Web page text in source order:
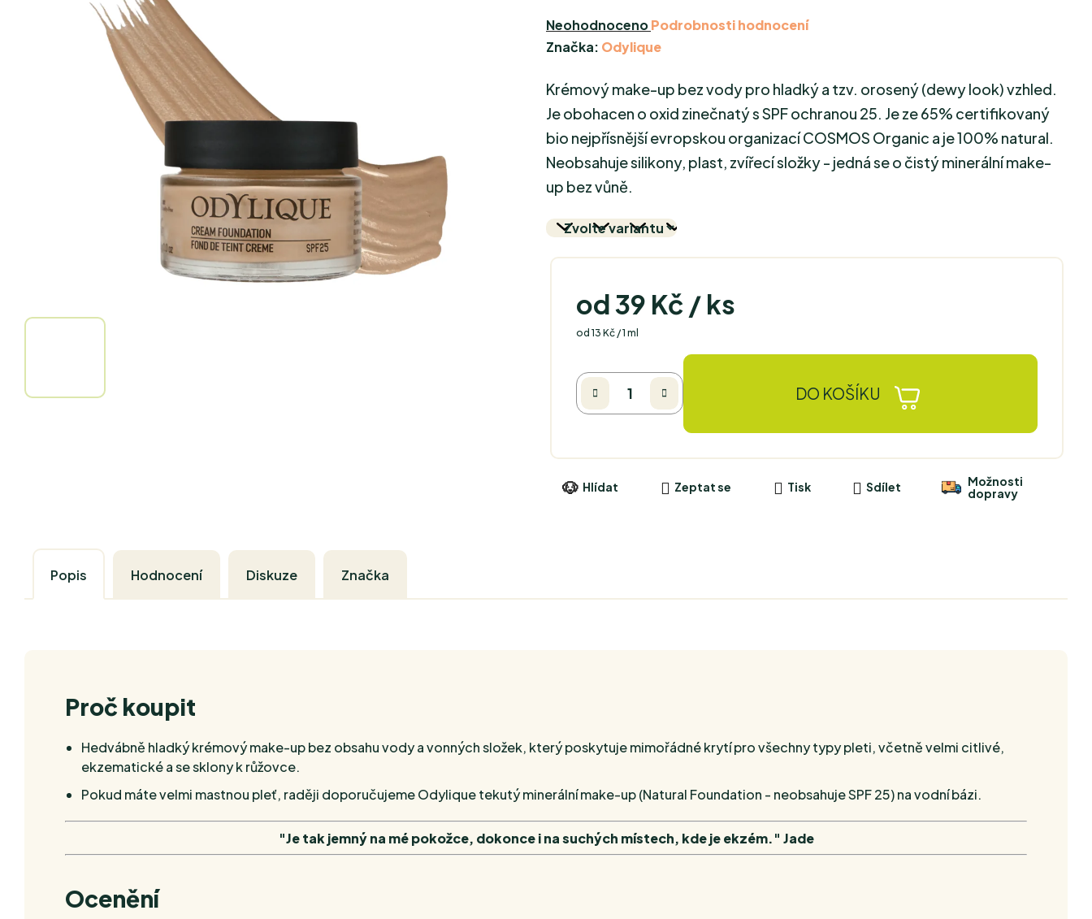
Průměrné
hodnocení
je
0,0
z
5
hvězdiček.
NeohodnocenoPodrobnosti hodnocení
Značka: Odylique
Krémový make-up bez vody pro hladký a tzv. orosený (dewy look) vzhled.
Je obohacen o oxid zinečnatý s SPF ochranou 25. Je ze 65% certifikovaný
bio nejpřísnější evropskou organizací COSMOS Organic a je 100% natural.
Neobsahuje silikony, plast, zvířecí složky - jedná se o čistý minerální make-
up bez vůně.
od39 Kč / ks
Měrná cena:
od 13 Kč / 1 ml
DO KOŠÍKU
Tisk
Zeptat se
Hlídat Sdílet
Možnosti
dopravy
Popis Hodnocení Diskuze Značka
Proč koupit
Hedvábně hladký krémový make-up bez obsahu vody a vonných složek, který poskytuje mimořádné krytí pro všechny typy pleti, včetně velmi citlivé,
ekzematické a se sklony k růžovce.
Pokud mátevelmi mastnou pleť, raději doporučujeme Odylique tekutý minerální make-up (Natural Foundation - neobsahuje SPF 25) na vodní bázi.
"Je tak jemný na mé pokožce, dokonce i na suchých místech, kde je ekzém." Jade
Ocenění